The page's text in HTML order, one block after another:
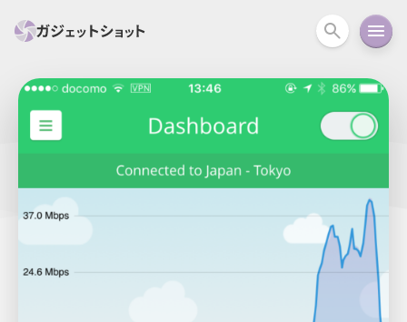
すべて ウェアラ
セール情報 カメラ
Android コラム
ガイド